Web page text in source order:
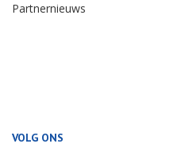
Partnernieuws
VOLG ONS